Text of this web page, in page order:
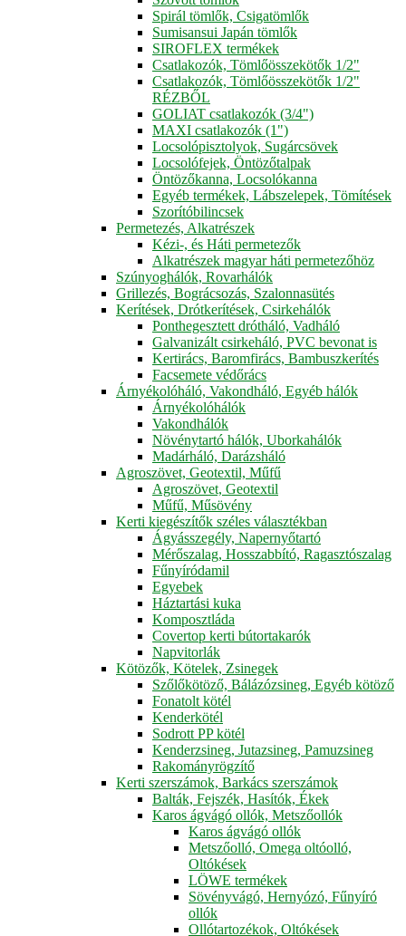
Spirál tömlők, Csigatömlők
Sumisansui Japán tömlők
SIROFLEX termékek
Csatlakozók, Tömlőösszekötők 1/2"
Csatlakozók, Tömlőösszekötők 1/2"
RÉZBŐL
GOLIAT csatlakozók (3/4")
MAXI csatlakozók (1")
Locsolópisztolyok, Sugárcsövek
Locsolófejek, Öntözőtalpak
Öntözőkanna, Locsolókanna
Egyéb termékek, Lábszelepek, Tömítések
Szorítóbilincsek
Permetezés, Alkatrészek
Kézi-, és Háti permetezők
Alkatrészek magyar háti permetezőhöz
Szúnyoghálók, Rovarhálók
Grillezés, Bográcsozás, Szalonnasütés
Kerítések, Drótkerítések, Csirkehálók
Ponthegesztett drótháló, Vadháló
Galvanizált csirkeháló, PVC bevonat is
Kertirács, Baromfirács, Bambuszkerítés
Facsemete védőrács
Árnyékolóháló, Vakondháló, Egyéb hálók
Árnyékolóhálók
Vakondhálók
Növénytartó hálók, Uborkahálók
Madárháló, Darázsháló
Agroszövet, Geotextil, Műfű
Agroszövet, Geotextil
Műfű, Műsövény
Kerti kiegészítők széles választékban
Ágyásszegély, Napernyőtartó
Mérőszalag, Hosszabbító, Ragasztószalag
Fűnyíródamil
Egyebek
Háztartási kuka
Komposztláda
Covertop kerti bútortakarók
Napvitorlák
Kötözők, Kötelek, Zsinegek
Szőlőkötöző, Bálázózsineg, Egyéb kötöző
Fonatolt kötél
Kenderkötél
Sodrott PP kötél
Kenderzsineg, Jutazsineg, Pamuzsineg
Rakományrögzítő
Kerti szerszámok, Barkács szerszámok
Balták, Fejszék, Hasítók, Ékek
Karos ágvágó ollók, Metszőollók
Karos ágvágó ollók
Metszőolló, Omega oltóolló,
Oltókések
LÖWE termékek
Sövényvágó, Hernyózó, Fűnyíró
ollók
Ollótartozékok, Oltókések